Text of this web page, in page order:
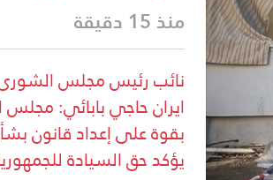
منذ 15 دقيقة
نائب رئيس مجلس
ايران حاجي بابائي:
بقوة على إعداد قانون
يؤكد حق السيادة